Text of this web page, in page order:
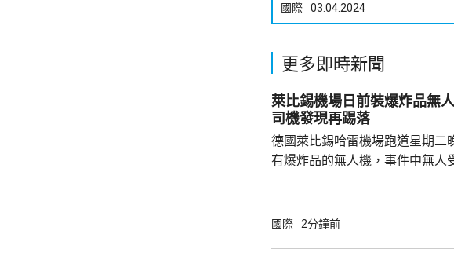
國際 03.04.2024
更多即時新聞
萊比錫機場日前裝爆炸品無人機 由
司機發現再踢落
德國萊比錫哈雷機場跑道星期二
有爆炸品的無人機，事件中無人
容司機行為大膽及勇敢，亦非常
國際 2分鐘前